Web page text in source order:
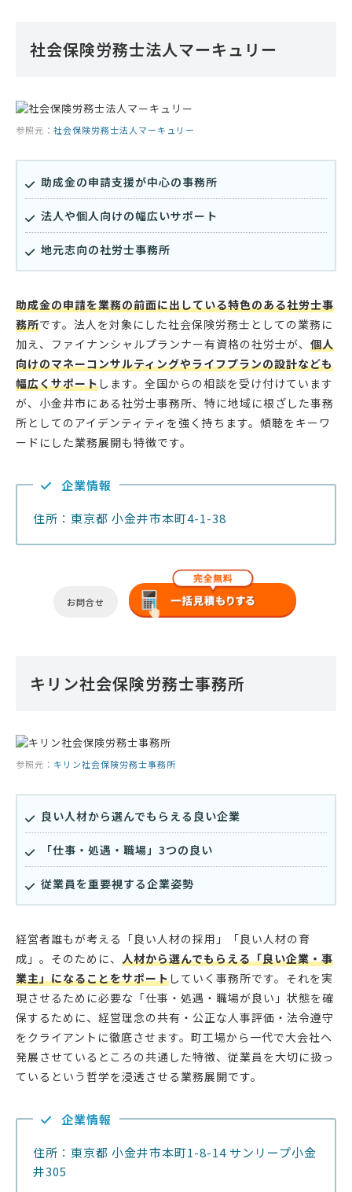
社会保険労務士法人マーキュリー
参照元： 社会保険労務士法人マーキュリー
助成金の申請支援が中心の事務所
法人や個人向けの幅広いサポート
地元志向の社労士事務所
助成金の申請を業務の前面に出している特色のある社労士事
務所です。法人を対象にした社会保険労務士としての業務に
加え、ファイナンシャルプランナー有資格の社労士が、 個人
向けのマネーコンサルティングやライフプランの設計なども
幅広くサポートします。全国からの相談を受け付けています
が、小金井市にある社労士事務所、特に地域に根ざした事務
所としてのアイデンティティを強く持ちます。傾聴をキーワ
ードにした業務展開も特徴です。
企業情報
住所：東京都 小金井市本町4-1-38
お問合せ
キリン社会保険労務士事務所
参照元： キリン社会保険労務士事務所
良い人材から選んでもらえる良い企業
「仕事・処遇・職場」3つの良い
従業員を重要視する企業姿勢
経営者誰もが考える「良い人材の採用」「良い人材の育
成」。そのために、 人材から選んでもらえる「良い企業・事
業主」になることをサポートしていく事務所です。それを実
現させるために必要な「仕事・処遇・職場が良い」状態を確
保するために、経営理念の共有・公正な人事評価・法令遵守
をクライアントに徹底させます。町工場から一代で大会社へ
発展させているところの共通した特徴、従業員を大切に扱っ
ているという哲学を浸透させる業務展開です。
企業情報
住所：東京都 小金井市本町1-8-14 サンリープ小金
井305